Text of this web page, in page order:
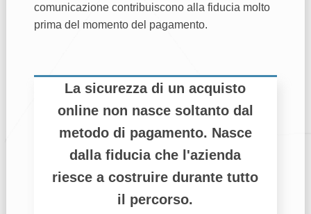
comunicazione contribuiscono alla fiducia molto
prima del momento del pagamento.
La sicurezza di un acquisto
online non nasce soltanto dal
metodo di pagamento. Nasce
dalla fiducia che l'azienda
riesce a costruire durante tutto
il percorso.